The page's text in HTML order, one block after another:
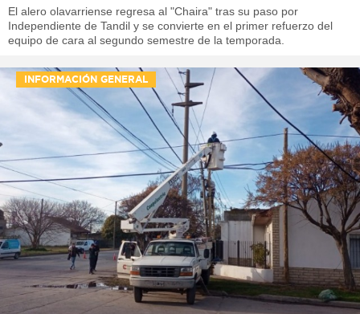
El alero olavarriense regresa al "Chaira" tras su paso por
Independiente de Tandil y se convierte en el primer refuerzo del
equipo de cara al segundo semestre de la temporada.
INFORMACIÓN GENERAL